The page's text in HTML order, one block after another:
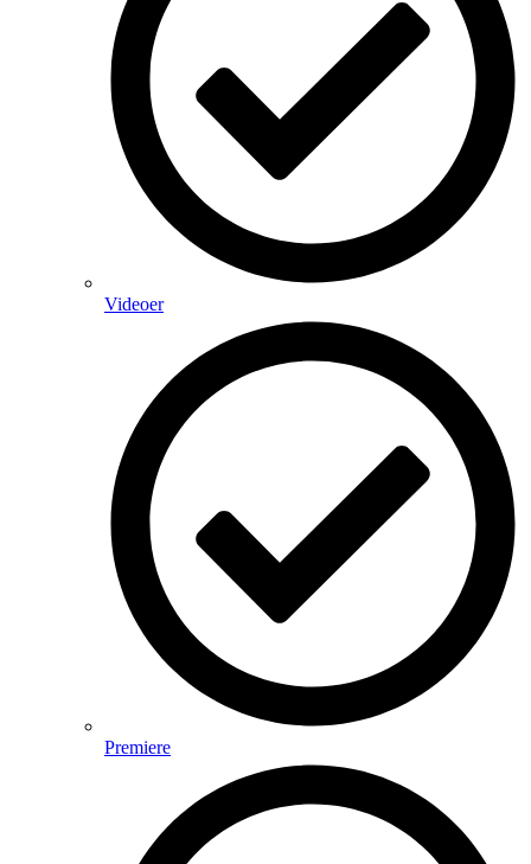
Videoer
Premiere